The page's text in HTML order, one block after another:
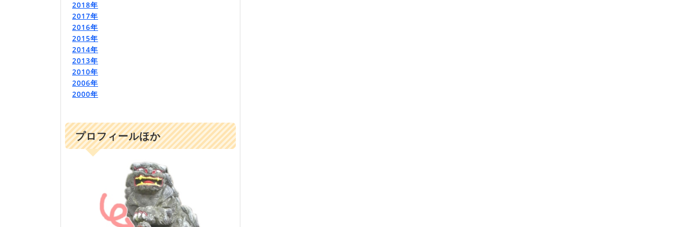
2018年
2017年
2016年
2015年
2014年
2013年
2010年
2006年
2000年
プロフィールほか